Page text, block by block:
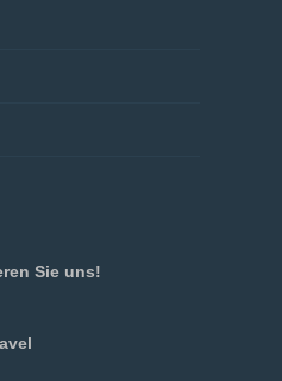
Sie uns!